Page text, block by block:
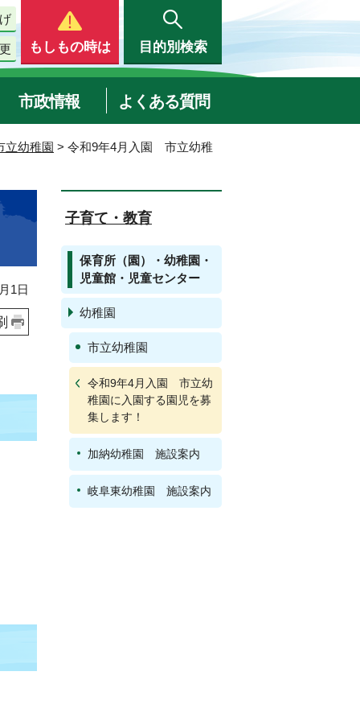
もしもの時は 目的別検索
市政情報 よくある質問
立幼稚園 > 令和9年4月入園 市立幼稚
1日
子育て・教育
保育所（園）・幼稚園・
児童館・児童センター
幼稚園
市立幼稚園
令和9年4月入園 市立幼
稚園に入園する園児を募
集します！
加納幼稚園 施設案内
岐阜東幼稚園 施設案内